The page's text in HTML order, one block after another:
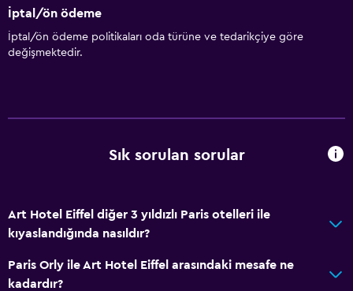
Anahtar erişimi
Özel giriş/çıkış
24 saat resepsiyon
Tüysüz yastık
Özel Sigara İçilir Alan
İptal/ön ödeme
İptal/ön ödeme politikaları oda türüne ve tedarikçiye göre
değişmektedir.
Sık sorulan sorular
Art Hotel Eiffel diğer 3 yıldızlı Paris otelleri ile
kıyaslandığında nasıldır?
Paris Orly ile Art Hotel Eiffel arasındaki mesafe ne
kadardır?